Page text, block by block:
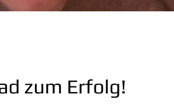
zum Erfolg!